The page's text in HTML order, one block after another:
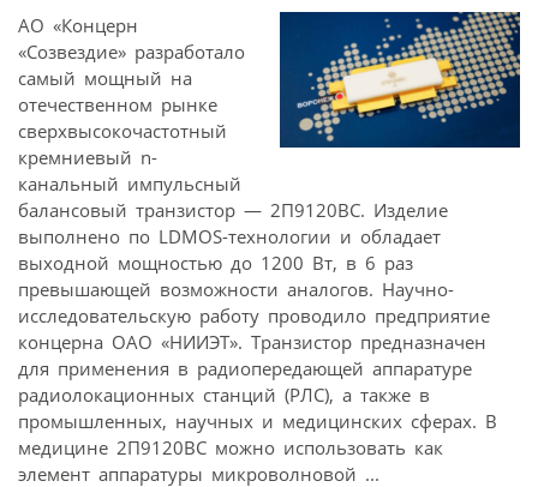
АО «Концерн
«Созвездие» разработало
самый мощный на
отечественном рынке
сверхвысокочастотный
кремниевый n-
канальный импульсный
балансовый транзистор — 2П9120ВС. Изделие
выполнено по LDMOS-технологии и обладает
выходной мощностью до 1200 Вт, в 6 раз
превышающей возможности аналогов. Научно-
исследовательскую работу проводило предприятие
концерна ОАО «НИИЭТ». Транзистор предназначен
для применения в радиопередающей аппаратуре
радиолокационных станций (РЛС), а также в
промышленных, научных и медицинских сферах. В
медицине 2П9120ВС можно использовать как
элемент аппаратуры микроволновой ...